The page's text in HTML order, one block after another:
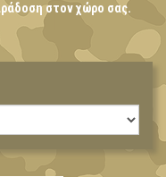
στον χώρο σας.